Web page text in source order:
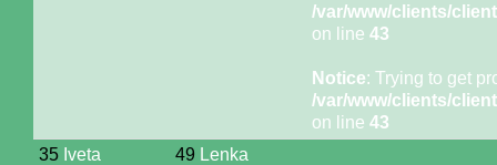
/var/www/clients/
on line 43
Notice: Trying to get
/var/www/clients/
on line 43
35 Iveta
49 Lenka